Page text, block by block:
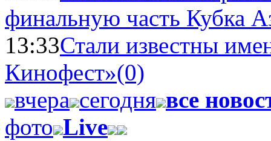
финальную часть Кубка
13:33Стали известны
Кинофест»(0)
вчера сегодня все
фото Live